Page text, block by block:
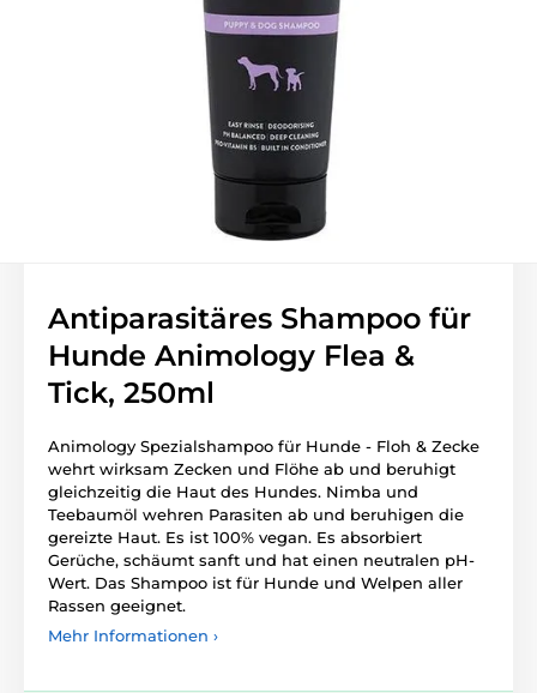
Antiparasitäres Shampoo für
Hunde Animology Flea &
Tick, 250ml
Animology Spezialshampoo für Hunde - Floh & Zecke
wehrt wirksam Zecken und Flöhe ab und beruhigt
gleichzeitig die Haut des Hundes. Nimba und
Teebaumöl wehren Parasiten ab und beruhigen die
gereizte Haut. Es ist 100% vegan. Es absorbiert
Gerüche, schäumt sanft und hat einen neutralen pH-
Wert. Das Shampoo ist für Hunde und Welpen aller
Rassen geeignet.
Mehr Informationen ›